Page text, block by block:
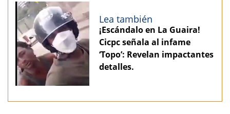
Lea también
¡Escándalo en La Guaira!
Cicpc señala al infame
‘Topo’: Revelan impactantes
detalles.